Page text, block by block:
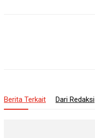
Berita Terkait Dari Redaksi